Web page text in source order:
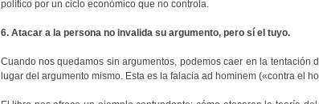
político por un ciclo económico que no controla.
6. Atacar a la persona no invalida su argumento, pero sí el tuyo.
Cuando nos quedamos sin argumentos, podemos caer en la tentación
lugar del argumento mismo. Esta es la falacia ad hominem («contra el